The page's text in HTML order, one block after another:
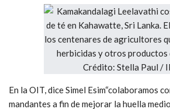
En la OIT, dice Simel Esim“colaboramos
mandantes a fin de mejorar la huella